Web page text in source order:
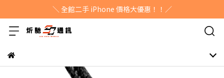
＼ 全館二手 iPhone 價格大優惠！！／